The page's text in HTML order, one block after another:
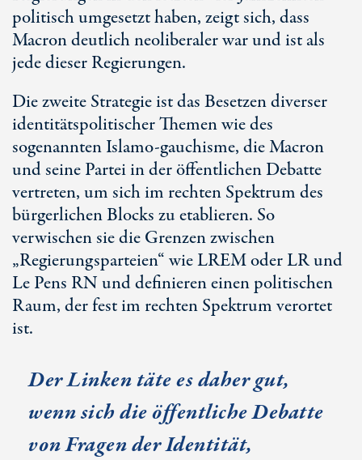
politisch umgesetzt haben, zeigt sich, dass
Macron deutlich neoliberaler war und ist als
jede dieser Regierungen.
Die zweite Strategie ist das Besetzen diverser
identitätspolitischer Themen wie des
sogenannten Islamo-gauchisme, die Macron
und seine Partei in der öffentlichen Debatte
vertreten, um sich im rechten Spektrum des
bürgerlichen Blocks zu etablieren. So
verwischen sie die Grenzen zwischen
„Regierungsparteien“ wie LREM oder LR und
Le Pens RN und definieren einen politischen
Raum, der fest im rechten Spektrum verortet
ist.
Der Linken täte es daher gut,
wenn sich die öffentliche Debatte
von Fragen der Identität,